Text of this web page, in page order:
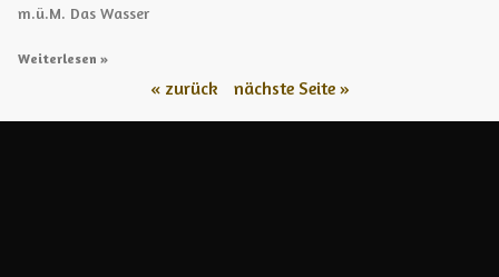
m.ü.M. Das Wasser
Weiterlesen »
« zurück nächste Seite »